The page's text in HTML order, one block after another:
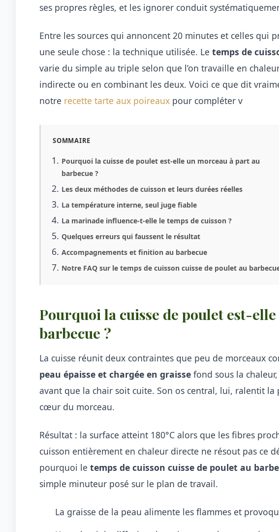
ses propres règles, et les ignorer conduit
Entre les sources qui annoncent 20 minutes et celles qui
une seule chose : la technique utilisée. Le temps de
varie du simple au triple selon que l’on travaille en
indirecte ou en combinant les deux. Voici ce que dit
notre recette tarte aux poireaux pour compléter v
SOMMAIRE
Pourquoi la cuisse de poulet est-elle un morceau à part au
barbecue ?
Les deux méthodes de cuisson et leurs durées réelles
La température interne, seul juge fiable
La marinade influence-t-elle le temps de cuisson ?
Quelques erreurs qui faussent le résultat
Accompagnements et finition au barbecue
Notre FAQ sur le temps de cuisson cuisse de poulet au
Pourquoi la cuisse de poulet est-
barbecue ?
La cuisse réunit deux contraintes que peu de morceaux
peau épaisse et chargée en graisse fond sous la
avant que la chair soit cuite. Son os central, lui, ralentit
cœur du morceau.
Résultat : la surface atteint 180°C alors que les fibres
cuisson entièrement en chaleur directe ne résout pas ce
pourquoi le temps de cuisson cuisse de poulet au
simple minuteur posé sur le plan de travail.
La graisse de la peau alimente les flammes et